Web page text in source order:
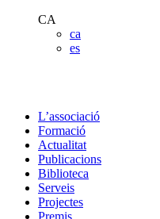
CA
ca
es
L’associació
Formació
Actualitat
Publicacions
Biblioteca
Serveis
Projectes
Premis